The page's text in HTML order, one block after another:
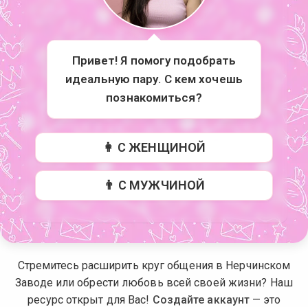
Привет! Я помогу подобрать
идеальную пару. С кем хочешь
познакомиться?
👩 С ЖЕНЩИНОЙ
👨 С МУЖЧИНОЙ
Стремитесь расширить круг общения в Нерчинском
Заводе или обрести любовь всей своей жизни? Наш
ресурс открыт для Вас! Создайте аккаунт — это